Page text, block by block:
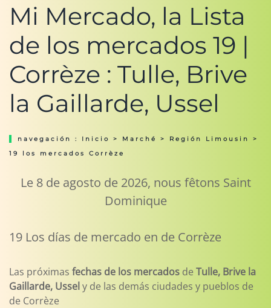
Mi Mercado, la Lista
de los mercados 19 |
Corrèze : Tulle, Brive
la Gaillarde, Ussel
navegación : Inicio > Marché > Región Limousin
>
19 los mercados Corrèze
Le 8 de agosto de 2026, nous fêtons Saint
Dominique
19 Los días de mercado en de Corrèze
Las próximas fechas de los mercados de Tulle, Brive la
Gaillarde, Ussel y de las demás ciudades y pueblos de
de Corrèze